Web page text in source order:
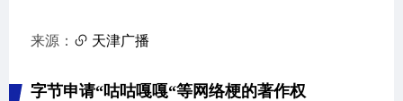
来源： 天津广播
字节申请“咕咕嘎嘎“等网络梗的著作权